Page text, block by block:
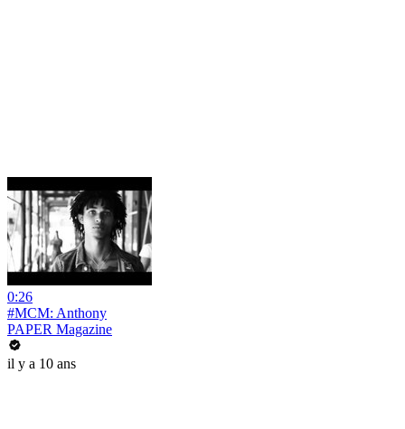
0:26
#MCM: Anthony
PAPER Magazine
il y a 10 ans